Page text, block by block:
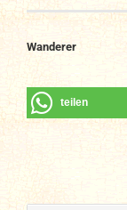
Wanderer
teilen